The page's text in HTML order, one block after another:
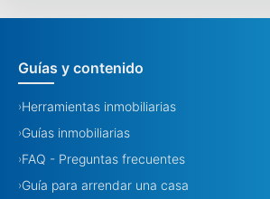
Guías y contenido
›Herramientas inmobiliarias
›Guías inmobiliarias
›FAQ - Preguntas frecuentes
›Guía para arrendar una casa